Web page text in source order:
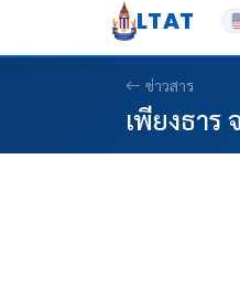
LTAT
ข่าวสาร
เพียงธา